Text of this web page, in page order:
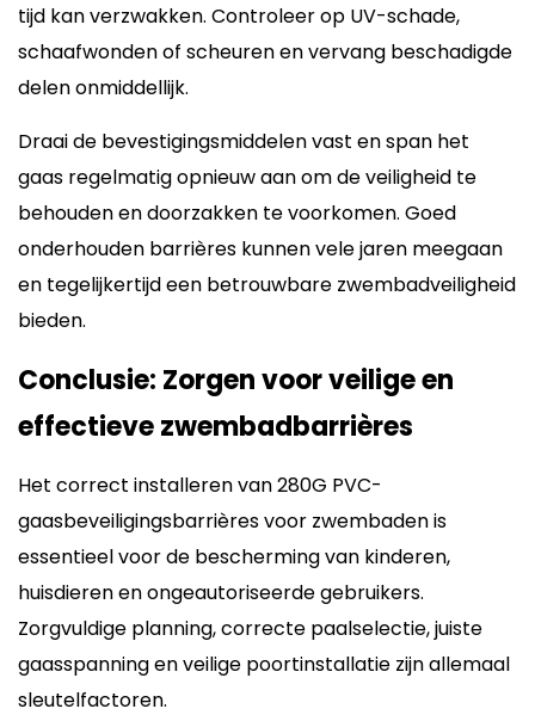
tijd kan verzwakken. Controleer op UV-schade,
schaafwonden of scheuren en vervang beschadigde
delen onmiddellijk.
Draai de bevestigingsmiddelen vast en span het
gaas regelmatig opnieuw aan om de veiligheid te
behouden en doorzakken te voorkomen. Goed
onderhouden barrières kunnen vele jaren meegaan
en tegelijkertijd een betrouwbare zwembadveiligheid
bieden.
Conclusie: Zorgen voor veilige en
effectieve zwembadbarrières
Het correct installeren van 280G PVC-
gaasbeveiligingsbarrières voor zwembaden is
essentieel voor de bescherming van kinderen,
huisdieren en ongeautoriseerde gebruikers.
Zorgvuldige planning, correcte paalselectie, juiste
gaasspanning en veilige poortinstallatie zijn allemaal
sleutelfactoren.